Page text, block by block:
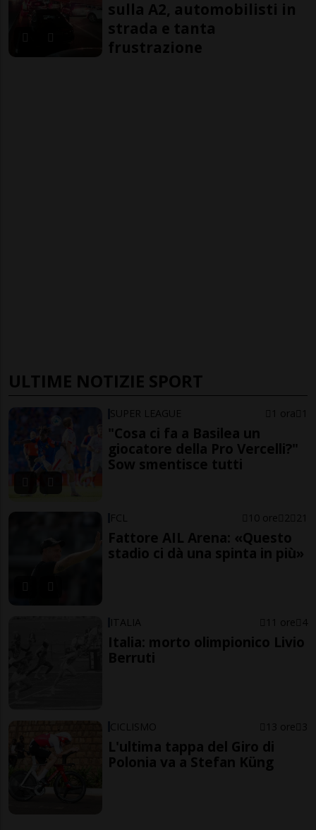
sulla A2, automobilisti in
strada e tanta
frustrazione
ULTIME NOTIZIE SPORT
SUPER LEAGUE 1 ora 1
"Cosa ci fa a Basilea un
giocatore della Pro Vercelli?"
Sow smentisce tutti
FCL 10 ore 2 21
Fattore AIL Arena: «Questo
stadio ci dà una spinta in più»
ITALIA 11 ore 4
Italia: morto olimpionico Livio
Berruti
CICLISMO 13 ore 3
L'ultima tappa del Giro di
Polonia va a Stefan Küng